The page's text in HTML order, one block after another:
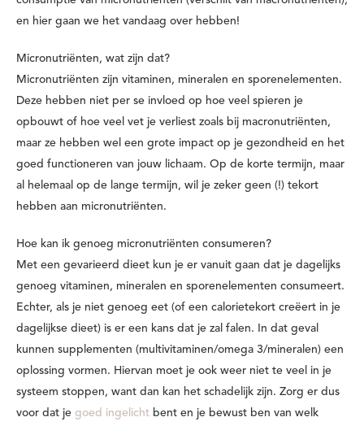
en hier gaan we het vandaag over hebben!
Micronutriënten, wat zijn dat?
Micronutriënten zijn vitaminen, mineralen en sporenelementen.
Deze hebben niet per se invloed op hoe veel spieren je
opbouwt of hoe veel vet je verliest zoals bij macronutriënten,
maar ze hebben wel een grote impact op je gezondheid en het
goed functioneren van jouw lichaam. Op de korte termijn, maar
al helemaal op de lange termijn, wil je zeker geen (!) tekort
hebben aan micronutriënten.
Hoe kan ik genoeg micronutriënten consumeren?
Met een gevarieerd dieet kun je er vanuit gaan dat je dagelijks
genoeg vitaminen, mineralen en sporenelementen consumeert.
Echter, als je niet genoeg eet (of een calorietekort creëert in je
dagelijkse dieet) is er een kans dat je zal falen. In dat geval
kunnen supplementen (multivitaminen/omega 3/mineralen) een
oplossing vormen. Hiervan moet je ook weer niet te veel in je
systeem stoppen, want dan kan het schadelijk zijn. Zorg er dus
voor dat je goed ingelicht bent en je bewust ben van welk